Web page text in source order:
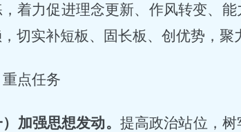
着力促进理念更新、作风转变、
切实补短板、固长板、创优势，聚
点任务
加强思想发动。 提高政治站位，